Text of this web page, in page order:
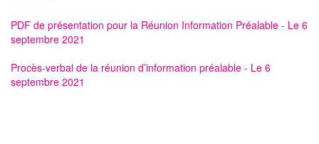
PDF de présentation pour la Réunion Information Préalable - Le 6
septembre 2021
Procès-verbal de la réunion d’information préalable - Le 6
septembre 2021